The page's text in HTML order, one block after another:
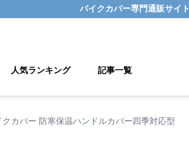
バイクカバー専門通販サイト
人気ランキング 記事一覧
クカバー 防寒保温ハンドルカバー四季対応型